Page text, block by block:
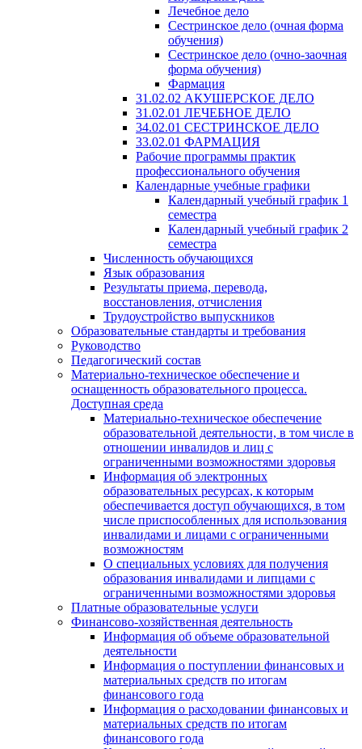
Лечебное дело
Сестринское дело (очная форма
обучения)
Сестринское дело (очно-заочная
форма обучения)
Фармация
31.02.02 АКУШЕРСКОЕ ДЕЛО
31.02.01 ЛЕЧЕБНОЕ ДЕЛО
34.02.01 СЕСТРИНСКОЕ ДЕЛО
33.02.01 ФАРМАЦИЯ
Рабочие программы практик
профессионального обучения
Календарные учебные графики
Календарный учебный график 1
семестра
Календарный учебный график 2
семестра
Численность обучающихся
Язык образования
Результаты приема, перевода,
восстановления, отчисления
Трудоустройство выпускников
Образовательные стандарты и требования
Руководство
Педагогический состав
Материально-техническое обеспечение и
оснащенность образовательного процесса.
Доступная среда
Материально-техническое обеспечение
образовательной деятельности, в том числе в
отношении инвалидов и лиц с
ограниченными возможностями здоровья
Информация об электронных
образовательных ресурсах, к которым
обеспечивается доступ обучающихся, в том
числе приспособленных для использования
инвалидами и лицами с ограниченными
возможностям
О специальных условиях для получения
образования инвалидами и липцами с
ограниченными возможностями здоровья
Платные образовательные услуги
Финансово-хозяйственная деятельность
Информация об объеме образовательной
деятельности
Информация о поступлении финансовых и
материальных средств по итогам
финансового года
Информация о расходовании финансовых и
материальных средств по итогам
финансового года